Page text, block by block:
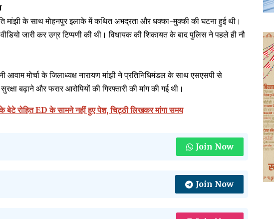
मांझी के साथ मोहनपुर इलाके में कथित अभद्रता और धक्का-मुक्की की घटना हुई थी।
जारी कर उग्र टिप्पणी की थी। विधायक की शिकायत के बाद पुलिस ने पहले ही नौ
आवाम मोर्चा के जिलाध्यक्ष नारायण मांझी ने प्रतिनिधिमंडल के साथ एसएसपी से
बढ़ाने और फरार आरोपियों की गिरफ्तारी की मांग की गई थी।
बेटे रोहित ED के सामने नहीं हुए पेश, चिट्ठी लिखकर मांगा समय
Join Now
Join Now